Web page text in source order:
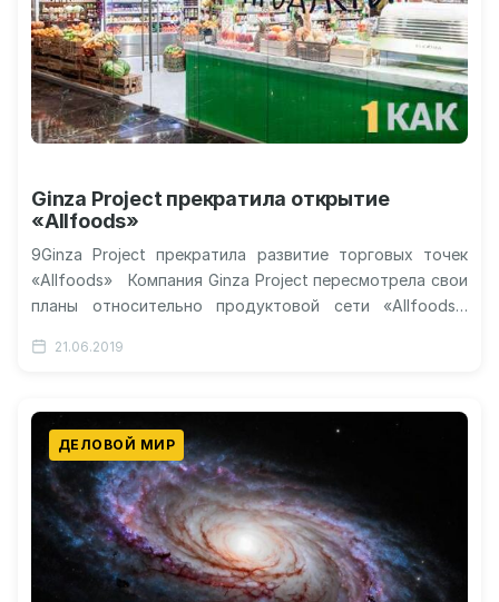
Ginza Project прекратила открытие
«Allfoods»
9Ginza Project прекратила развитие торговых точек
«Allfoods» Компания Ginza Project пересмотрела свои
планы относительно продуктовой сети «Allfoods».
21.06.2019
ДЕЛОВОЙ МИР